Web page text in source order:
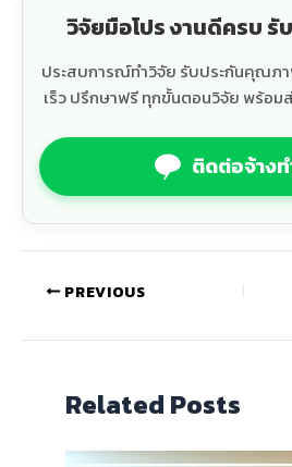
วิจัยมือโปร งานดีครบ
ประสบการณ์ทำวิจัย รับประกันคุณภ
เร็ว ปรึกษาฟรี ทุกขั้นตอนวิจัย พร้อ
ติดต่อจ้าง
PREVIOUS
Related Posts